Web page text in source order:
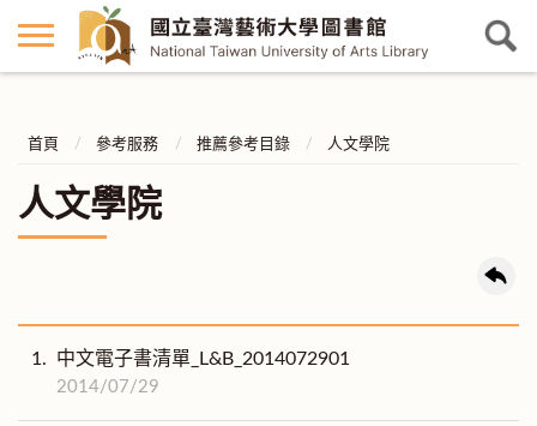
首頁 參考服務 推薦參考目錄 人文學院
人文學院
1. 中文電子書清單_L&B_2014072901
2014/07/29